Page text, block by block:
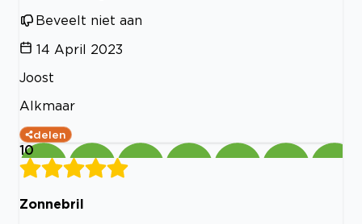
Beveelt niet aan
14 April 2023
Joost
Alkmaar
delen
10
Zonnebril